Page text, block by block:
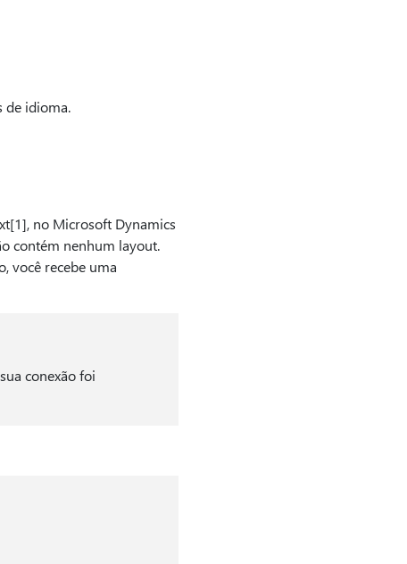
de idioma.
no Microsoft Dynamics
contém nenhum layout.
você recebe uma
conexão foi